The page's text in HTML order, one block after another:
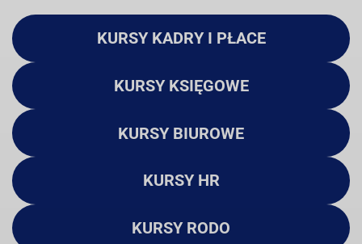
KURSY KADRY I PŁACE
KURSY KSIĘGOWE
KURSY BIUROWE
KURSY HR
KURSY RODO